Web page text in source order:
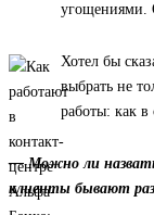
угощениями.
Хотел бы
выбрать не
работы: как в
— Можно ли назвать
клиенты бывают